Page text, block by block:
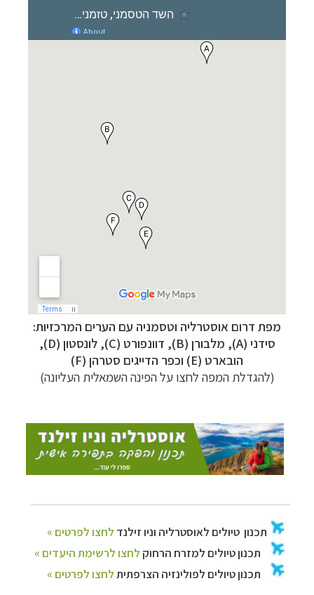
מפת דרום אוסטרליה וטסמניה עם הערים המרכזיות:
סידני (A)
, מלבורן (B), דוונפורט
(C), לונסטון (D),
הובארט (E) וכפר הדייגים סטרהן (F)
(להגדלת המפה לחצו על הפינה השמאלית העליונה)
תכנוןטיולים לאוסטרליה וניו זילנדלחצו לפרטים »
תכנוןטיולים למזרח הרחוק לחצו לרשימת היעדים »
תכנוןטיולים לפולינזיה הצרפתיתלחצו לפרטים »